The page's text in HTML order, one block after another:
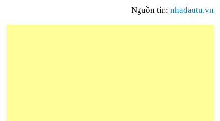
Nguồn tin: nhadautu.vn